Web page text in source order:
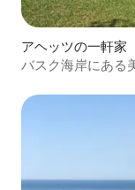
アヘッツの一軒家
バスク海岸にある